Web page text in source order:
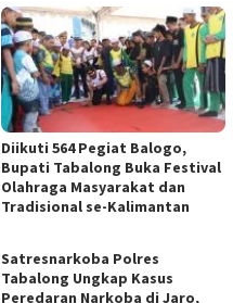
Diikuti 564 Pegiat Balogo,
Bupati Tabalong Buka Festival
Olahraga Masyarakat dan
Tradisional se-Kalimantan
Satresnarkoba Polres
Tabalong Ungkap Kasus
Peredaran Narkoba di Jaro,